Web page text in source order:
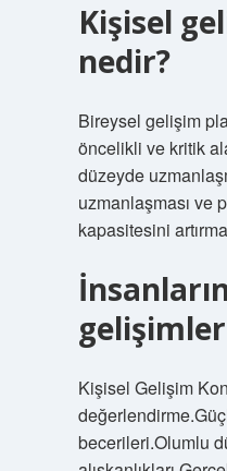
Kişisel
nedir?
Bireysel gelişim
öncelikli ve kritik
düzeyde
uzmanlaşması ve
kapasitesini
Kişisel Gelişim
becerileri.Olumlu